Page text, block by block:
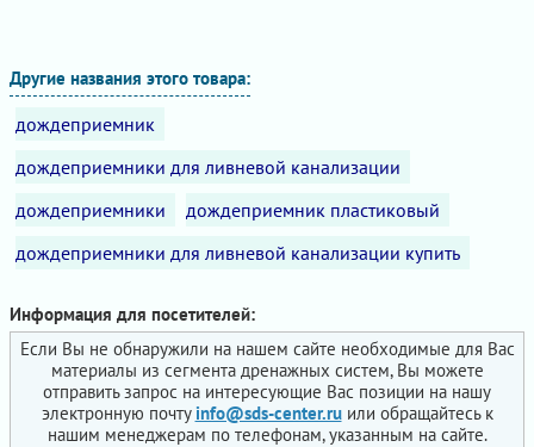
Другие названия этого товара:
дождеприемник
дождеприемники для ливневой канализации
дождеприемники
дождеприемник пластиковый
дождеприемники для ливневой канализации купить
Информация для посетителей:
Если Вы не обнаружили на нашем сайте необходимые для Вас
материалы из сегмента дренажных систем, Вы можете
отправить запрос на интересующие Вас позиции на нашу
электронную почтуinfo@sds-center.ruили обращайтесь к
нашим менеджерам по телефонам, указанным на сайте.